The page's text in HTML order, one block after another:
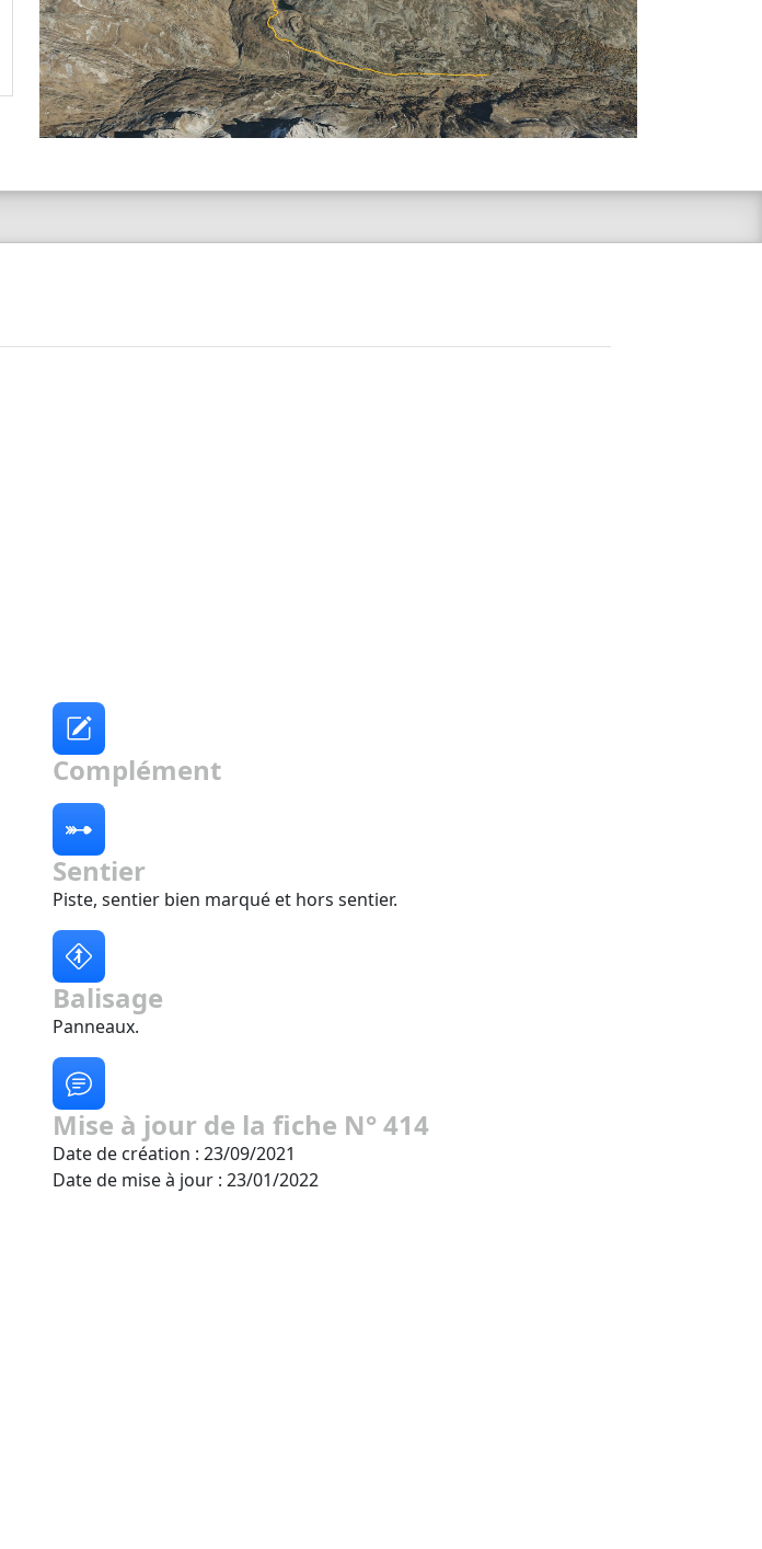
Complément
Sentier
Piste, sentier bien marqué et hors sentier.
Balisage
Panneaux.
Mise à jour de la fiche N° 414
Date de création : 23/09/2021
Date de mise à jour : 23/01/2022